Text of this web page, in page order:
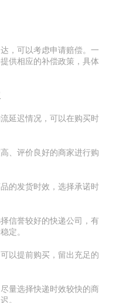
，可以考虑申请赔偿。一
供相应的补偿政策，具体
延迟情况，可以在购买时
、评价良好的商家进行购
的发货时效，选择承诺时
信誉较好的快递公司，有
定。
以提前购买，留出充足的
量选择快递时效较快的商
。